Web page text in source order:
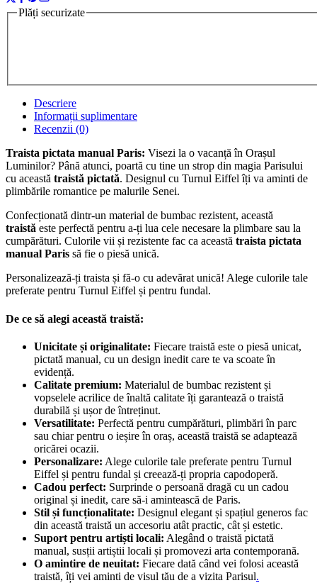
Plăți securizate
Descriere
Informații suplimentare
Recenzii (0)
Traista pictata manual Paris: Visezi la o vacanță în Orașul
Luminilor? Până atunci, poartă cu tine un strop din magia Parisului
cu această traistă pictată. Designul cu Turnul Eiffel îți va aminti de
plimbările romantice pe malurile Senei.
Confecționată dintr-un material de bumbac rezistent, această
traistă este perfectă pentru a-ți lua cele necesare la plimbare sau la
cumpărături. Culorile vii și rezistente fac ca această traista pictata
manual Paris să fie o piesă unică.
Personalizează-ți traista și fă-o cu adevărat unică! Alege culorile tale
preferate pentru Turnul Eiffel și pentru fundal.
De ce să alegi această traistă:
Unicitate și originalitate: Fiecare traistă este o piesă unicat,
pictată manual, cu un design inedit care te va scoate în
evidență.
Calitate premium: Materialul de bumbac rezistent și
vopselele acrilice de înaltă calitate îți garantează o traistă
durabilă și ușor de întreținut.
Versatilitate: Perfectă pentru cumpărături, plimbări în parc
sau chiar pentru o ieșire în oraș, această traistă se adaptează
oricărei ocazii.
Personalizare: Alege culorile tale preferate pentru Turnul
Eiffel și pentru fundal și creează-ți propria capodoperă.
Cadou perfect: Surprinde o persoană dragă cu un cadou
original și inedit, care să-i amintească de Paris.
Stil și funcționalitate: Designul elegant și spațiul generos fac
din această traistă un accesoriu atât practic, cât și estetic.
Suport pentru artiști locali: Alegând o traistă pictată
manual, susții artiștii locali și promovezi arta contemporană.
O amintire de neuitat: Fiecare dată când vei folosi această
traistă, îți vei aminti de visul tău de a vizita Parisul.